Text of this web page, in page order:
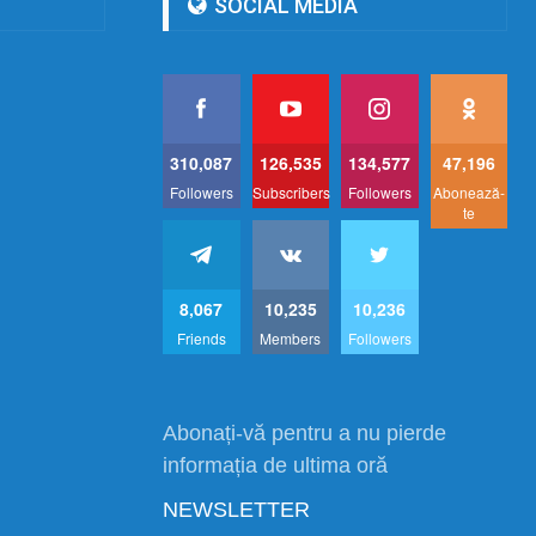
310,087
Followers
126,535
Subscribers
134,577
Followers
47,196
Abonează-
te
8,067
Friends
10,235
Members
10,236
Followers
Abonați-vă pentru a nu pierde
informația de ultima oră
NEWSLETTER